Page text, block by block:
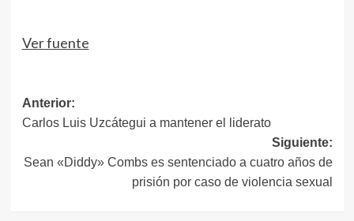
Ver fuente
Navegación
de
entradas
Anterior:
Carlos Luis Uzcátegui a mantener el liderato
Siguiente:
Sean «Diddy» Combs es sentenciado a cuatro años de
prisión por caso de violencia sexual